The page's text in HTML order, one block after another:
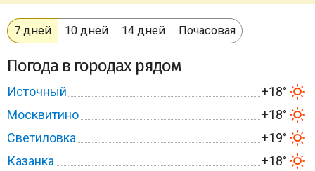
7 дней 10 дней 14 дней Почасовая
Погода в городах рядом
Источный
+18°
Москвитино
+18°
Светиловка
+19°
Казанка
+18°